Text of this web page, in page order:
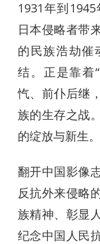
1931年到
日本侵略者带
的民族浩劫催
结。正是靠着
忾、前仆后继
族的生存之战
的绽放与新生。
翻开中国影像
反抗外来侵略
族精神、彰显
纪念中国人民